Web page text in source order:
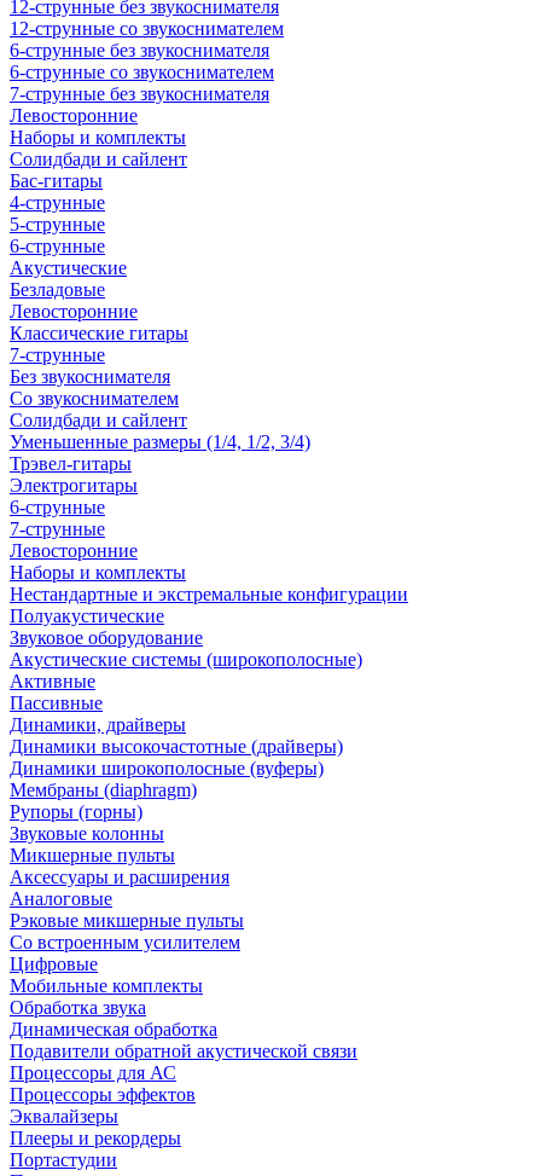
12-струнные без звукоснимателя
12-струнные со звукоснимателем
6-струнные без звукоснимателя
6-струнные со звукоснимателем
7-струнные без звукоснимателя
Левосторонние
Наборы и комплекты
Солидбади и сайлент
Бас-гитары
4-струнные
5-струнные
6-струнные
Акустические
Безладовые
Левосторонние
Классические гитары
7-струнные
Без звукоснимателя
Со звукоснимателем
Солидбади и сайлент
Уменьшенные размеры (1/4, 1/2, 3/4)
Трэвел-гитары
Электрогитары
6-струнные
7-струнные
Левосторонние
Наборы и комплекты
Нестандартные и экстремальные конфигурации
Полуакустические
Звуковое оборудование
Акустические системы (широкополосные)
Активные
Пассивные
Динамики, драйверы
Динамики высокочастотные (драйверы)
Динамики широкополосные (вуферы)
Мембраны (diaphragm)
Рупоры (горны)
Звуковые колонны
Микшерные пульты
Аксессуары и расширения
Аналоговые
Рэковые микшерные пульты
Со встроенным усилителем
Цифровые
Мобильные комплекты
Обработка звука
Динамическая обработка
Подавители обратной акустической связи
Процессоры для АС
Процессоры эффектов
Эквалайзеры
Плееры и рекордеры
Портастудии